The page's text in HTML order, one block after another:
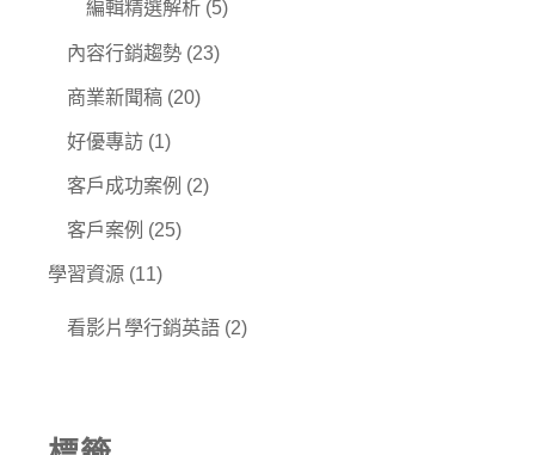
編輯精選解析 (5)
內容行銷趨勢 (23)
商業新聞稿 (20)
好優專訪 (1)
客戶成功案例 (2)
客戶案例 (25)
學習資源 (11)
看影片學行銷英語 (2)